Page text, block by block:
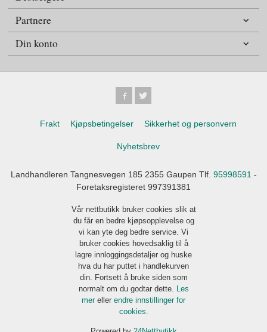
Partnere
Din konto
Frakt Kjøpsbetingelser Sikkerhet og personvern
Nyhetsbrev
Landhandleren Tangnesvegen 185 2355 Gaupen Tlf. 95998591 -
Foretaksregisteret 997391381
Vår nettbutikk bruker cookies slik at
du får en bedre kjøpsopplevelse og
vi kan yte deg bedre service. Vi
bruker cookies hovedsaklig til å
lagre innloggingsdetaljer og huske
hva du har puttet i handlekurven
din. Fortsett å bruke siden som
normalt om du godtar dette. Les
mer eller endre innstillinger for
cookies.